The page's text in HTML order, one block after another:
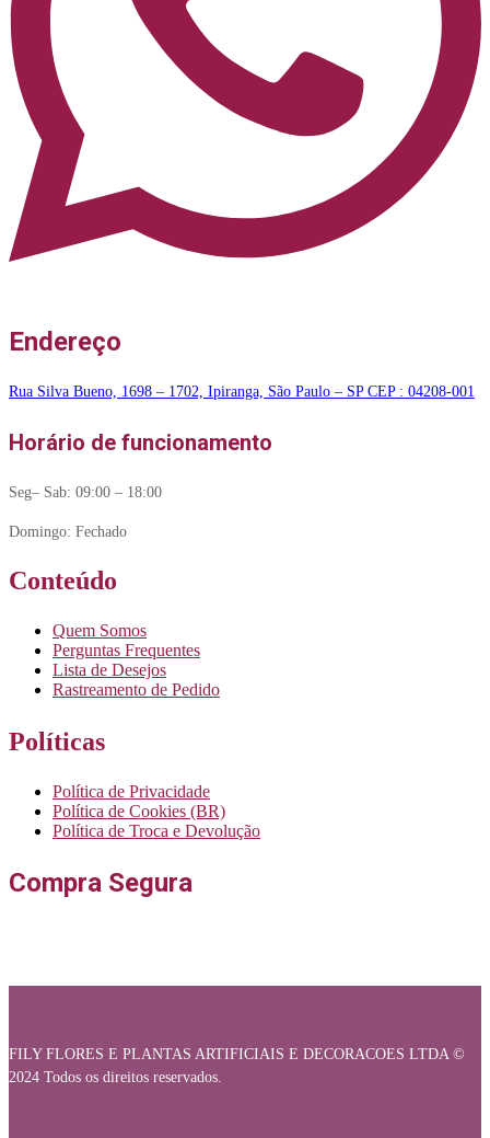
Endereço
Rua Silva Bueno, 1698 – 1702, Ipiranga, São Paulo – SP CEP : 04208-001
Horário de funcionamento
Seg– Sab: 09:00 – 18:00
Domingo: Fechado
Conteúdo
Quem Somos
Perguntas Frequentes
Lista de Desejos
Rastreamento de Pedido
Políticas
Política de Privacidade
Política de Cookies (BR)
Política de Troca e Devolução
Compra Segura
FILY FLORES E PLANTAS ARTIFICIAIS E DECORACOES LTDA ©
2024 Todos os direitos reservados.